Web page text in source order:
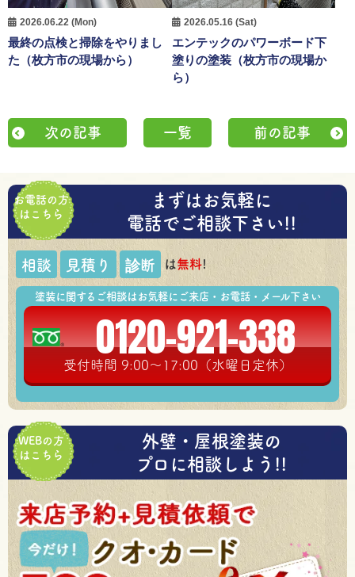
2026.06.22 (Mon)
最終の点検と掃除をやりまし
た（枚方市の現場から）
2026.05.16 (Sat)
エンテックのパワーボード下
塗りの塗装（枚方市の現場か
ら）
次の記事 一覧 前の記事
お電話の方
はこちら
まずはお気軽に
電話でご相談下さい!!
相談 見積り 診断 は無料!
塗装に関するご相談はお気軽にご来店・お電話・メール下さい
0120-921-338
受付時間 9:00～17:00（水曜日定休）
WEBの方
はこちら
外壁・屋根塗装の
プロに相談しよう!!